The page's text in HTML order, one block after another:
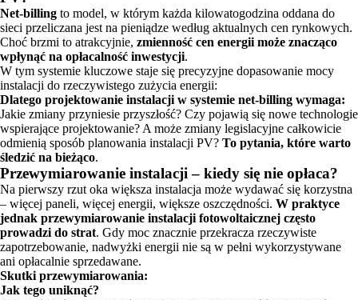
Net-billing to model, w którym każda kilowatogodzina oddana do
sieci przeliczana jest na pieniądze według aktualnych cen rynkowych.
Choć brzmi to atrakcyjnie, zmienność cen energii może znacząco
wpłynąć na opłacalność inwestycji.
W tym systemie kluczowe staje się precyzyjne dopasowanie mocy
instalacji do rzeczywistego zużycia energii:
Dlatego projektowanie instalacji w systemie net-billing wymaga:
Jakie zmiany przyniesie przyszłość? Czy pojawią się nowe technologie
wspierające projektowanie? A może zmiany legislacyjne całkowicie
odmienią sposób planowania instalacji PV? To pytania, które warto
śledzić na bieżąco.
Przewymiarowanie instalacji – kiedy się nie opłaca?
Na pierwszy rzut oka większa instalacja może wydawać się korzystna
– więcej paneli, więcej energii, większe oszczędności. W praktyce
jednak przewymiarowanie instalacji fotowoltaicznej często
prowadzi do strat. Gdy moc znacznie przekracza rzeczywiste
zapotrzebowanie, nadwyżki energii nie są w pełni wykorzystywane
ani opłacalnie sprzedawane.
Skutki przewymiarowania:
Jak tego uniknąć?